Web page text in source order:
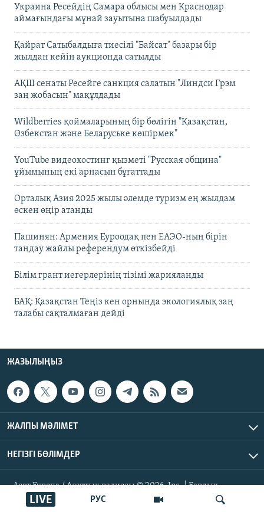
РУС
LIVE
Украина Ресейдің Самара облысы мен Краснодар
аймағындағы мұнай зауытына шабуылдады
Қайрат Сатыбалдыға тиесілі "Байсат" базары бір
жылдан кейін аукционда сатылды
АҚШ сенаты Ресейге санкция салатын "Линдси Грэм
заң жобасын" мақұлдады
Wildberries қоймаларының бір бөлігін "Қазақстан,
Өзбекстан және Беларуське көшірмек"
YouTube видеохостинг қызметі "Русская община"
ұйымының екі арнасын бұғаттады
Орталық Азия 2025 жылы әлемде туризм ең жылдам
өскен өңір атанды
Пашинян: Армения Еуроодақ пен ЕАЭО-ның бірін
таңдау жайлы референдум өткізбейді
Білім грант иегерлерінің тізімі жарияланды
БАҚ: Қазақстан Теңіз кен орнында экологиялық заң
талабы сақталмаған дейді
ЖАЗЫЛЫҢЫЗ
ЖАЛПЫ МӘЛІМЕТ
НЕГІЗГІ БӨЛІМДЕР
Азат Еуропа / Азаттық радиосы © 2026, Inc. | Барлық
құқықтары қорғалған